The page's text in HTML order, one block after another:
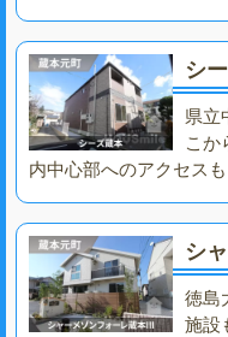
シ
県立
こか
内中心部へのアクセスも
シ
徳島
施設